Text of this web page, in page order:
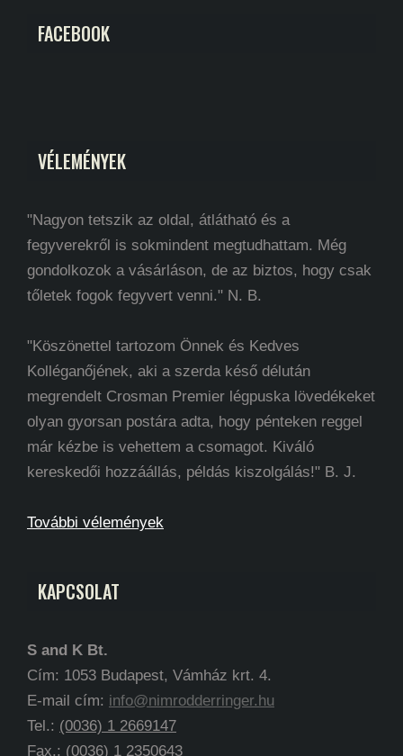
FACEBOOK
VÉLEMÉNYEK
"Nagyon tetszik az oldal, átlátható és a
fegyverekről is sokmindent megtudhattam. Még
gondolkozok a vásárláson, de az biztos, hogy csak
tőletek fogok fegyvert venni." N. B.
"Köszönettel tartozom Önnek és Kedves
Kolléganőjének, aki a szerda késő délután
megrendelt Crosman Premier légpuska lövedékeket
olyan gyorsan postára adta, hogy pénteken reggel
már kézbe is vehettem a csomagot. Kiváló
kereskedői hozzáállás, példás kiszolgálás!" B. J.
További vélemények
KAPCSOLAT
S and K Bt.
Cím: 1053 Budapest, Vámház krt. 4.
E-mail cím: info@nimrodderringer.hu
Tel.: (0036) 1 2669147
Fax.: (0036) 1 2350643